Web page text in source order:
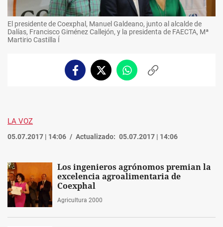
El presidente de Coexphal, Manuel Galdeano, junto al alcalde de
Dalías, Francisco Giménez Callejón, y la presidenta de FAECTA, Mª
Martirio Castilla Í
FacebookTwitterWhatsappCopiar
LA VOZ
05.07.2017 | 14:06 Actualizado: 05.07.2017 | 14:06
Los ingenieros agrónomos premian la
excelencia agroalimentaria de
Coexphal
Agricultura 2000